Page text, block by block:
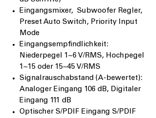
Eingangsmixer, Subwoofer Regler,
Preset Auto Switch, Priority Input
Mode
Eingangsempfindlichkeit:
Niederpegel 1~6 V/RMS, Hochpegel
1~15 oder 15~45 V/RMS
Signalrauschabstand (A-bewertet):
Analoger Eingang 106 dB, Digitaler
Eingang 111 dB
Optischer S/PDIF Eingang S/PDIF